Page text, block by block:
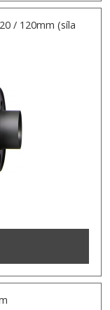
/ 120mm (síla